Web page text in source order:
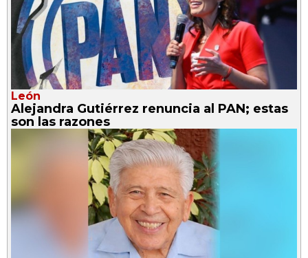
León
Alejandra Gutiérrez renuncia al PAN; estas
son las razones